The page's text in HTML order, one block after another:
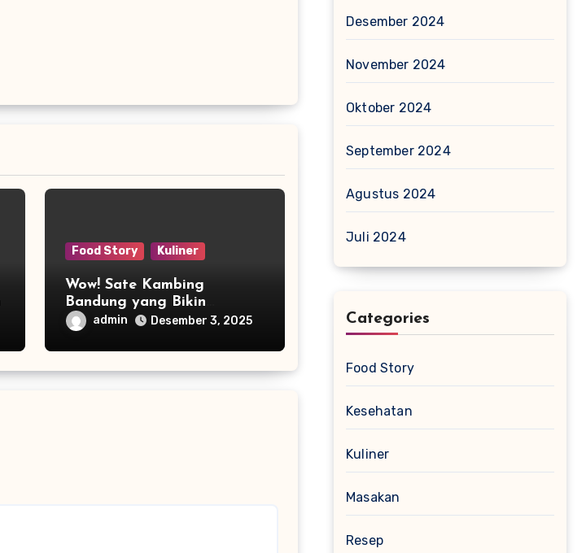
Food Story Kuliner
Wow! Sate Kambing
Bandung yang Bikin
Pencinta Kuliner Jatuh
Cinta
admin Desember 3, 2025
Desember 2024
November 2024
Oktober 2024
September 2024
Agustus 2024
Juli 2024
Categories
Food Story
Kesehatan
Kuliner
Masakan
Resep